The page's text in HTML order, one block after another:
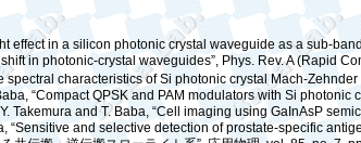
effect in a silicon photonic crystal waveguide as a sub-
in photonic-crystal waveguides”, Phys. Rev. A (Rapid
spectral characteristics of Si photonic crystal Mach-
“Compact QPSK and PAM modulators with Si
Takemura and T. Baba, “Cell imaging using GaInAsP
“Sensitive and selective detection of prostate-specific